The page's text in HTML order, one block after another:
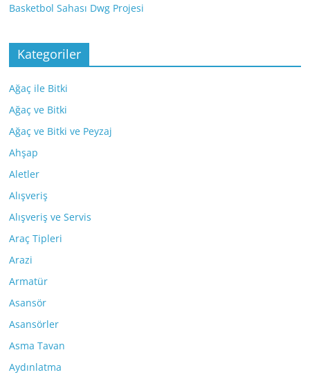
Basketbol Sahası Dwg Projesi
Kategoriler
Ağaç ile Bitki
Ağaç ve Bitki
Ağaç ve Bitki ve Peyzaj
Ahşap
Aletler
Alışveriş
Alışveriş ve Servis
Araç Tipleri
Arazi
Armatür
Asansör
Asansörler
Asma Tavan
Aydınlatma